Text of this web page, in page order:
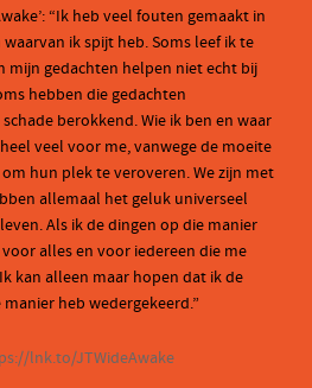
“Ik heb veel fouten gemaakt in
ik spijt heb. Soms leef ik te
mijn gedachten helpen niet echt bij
hebben die gedachten
berokkend. Wie ik ben en waar
veel voor me, vanwege de moeite
hun plek te veroveren. We zijn met
allemaal het geluk universeel
Als ik de dingen op die manier
alles en voor iedereen die me
kan alleen maar hopen dat ik de
heb wedergekeerd.”
lnk.to/JTWideAwake